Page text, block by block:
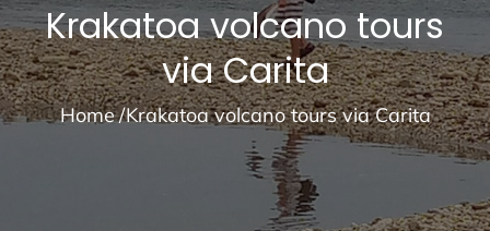
Krakatoa volcano tours
via Carita
Home Krakatoa volcano tours via Carita